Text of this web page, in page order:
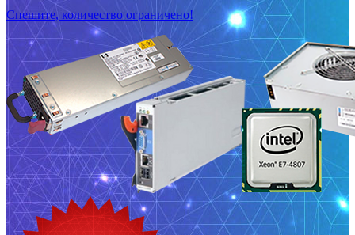
Спешите, количество ограничено!